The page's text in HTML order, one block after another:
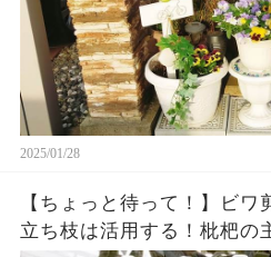
2025/01/28
【ちょっと待って！】ビ
立ち枝は活用する！枇杷の